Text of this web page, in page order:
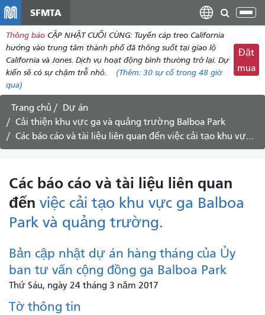
dung
SFMTA
Thông báo CẬP NHẬT CUỐI CÙNG: Tuyến cáp treo California
hướng vào trung tâm thành phố đã thông suốt tại giao lộ
California và Jones. Dịch vụ hoạt động bình thường trở lại. Dự
kiến ​​sẽ có sự chậm trễ nhỏ.
(Thêm: 30 sự cố trong 48 giờ
qua)
Đặt
mua
Trang chủ
Dự án
Cải thiện khu vực ga và quảng trường Balboa Park
Các báo cáo và tài liệu liên quan đến việc cải tạo khu vực ga Balboa Park và quảng trường.
Các báo cáo và tài liệu liên quan
đến việc cải tạo khu vực ga Balboa
Park và quảng trường.
Bản cập nhật dự án hàng tháng của Ủy
ban tư vấn cộng đồng ga Balboa Park
Thứ Sáu, ngày 24 tháng 3 năm 2017
Tờ thông tin